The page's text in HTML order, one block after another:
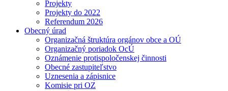
Projekty
Projekty do 2022
Referendum 2026
Obecný úrad
Organizačná štruktúra orgánov obce a OÚ
Organizačný poriadok OcÚ
Oznámenie protispoločenskej činnosti
Obecné zastupiteľstvo
Uznesenia a zápisnice
Komisie pri OZ